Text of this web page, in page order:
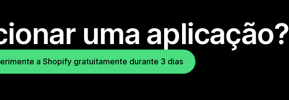
uma aplicação?
a Shopify gratuitamente durante 3 dias